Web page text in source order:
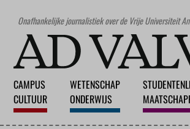
Onafhankelijke journalistiek over de Vrije Universiteit
CAMPUS
CULTUUR
WETENSCHAP
ONDERWIJS